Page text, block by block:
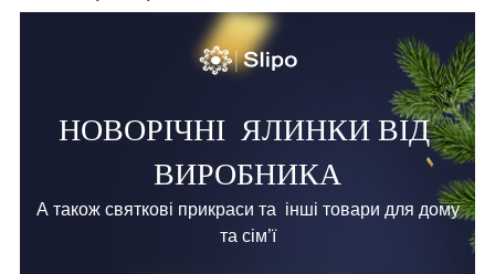
НОВОРІЧНІ ЯЛИНКИ ВІД
ВИРОБНИКА
А також святкові прикраси та інші товари для дому
та сім’ї